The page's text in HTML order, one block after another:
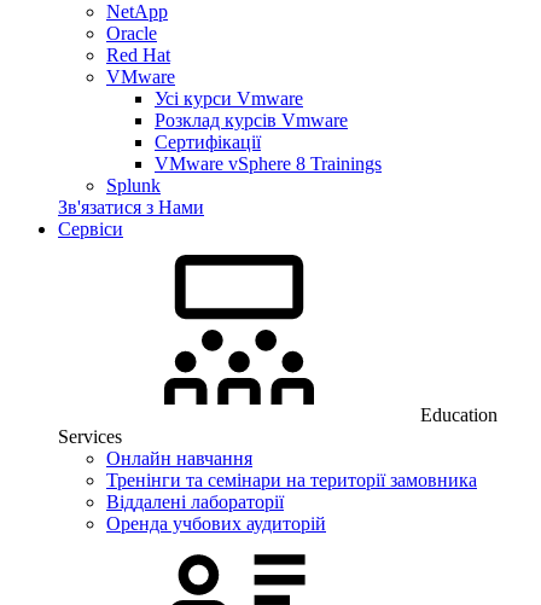
NetApp
Oracle
Red Hat
VMware
Усі курси Vmware
Розклад курсів Vmware
Сертифікації
VMware vSphere 8 Trainings
Splunk
Зв'язатися з Нами
Сервіси
Education
Services
Онлайн навчання
Тренінги та семінари на території замовника
Віддалені лабораторії
Оренда учбових аудиторій